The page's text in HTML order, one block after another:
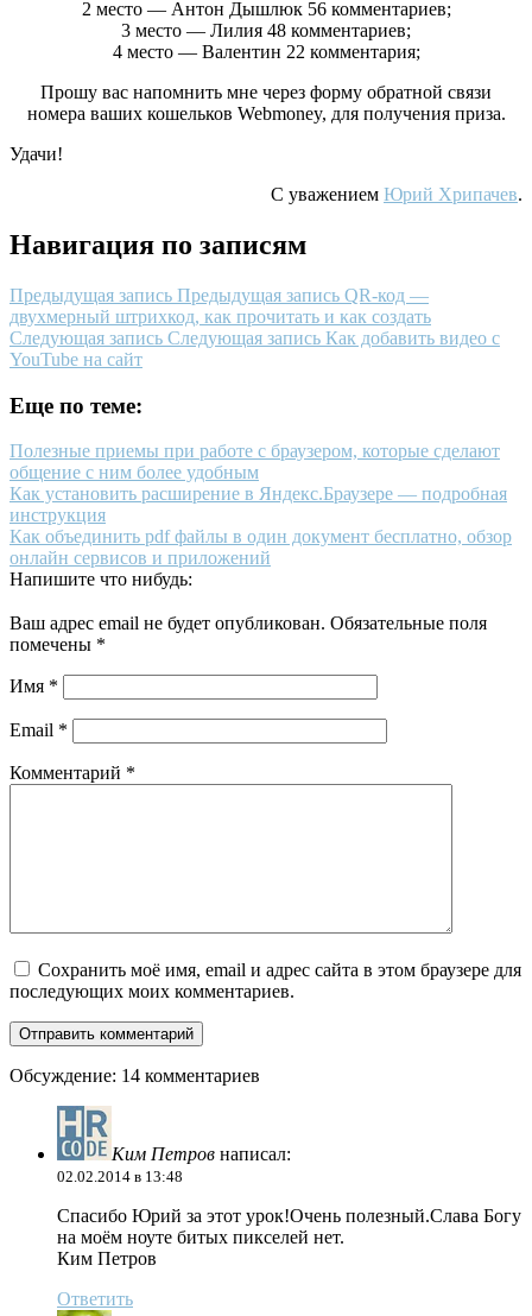
2 место — Антон Дышлюк 56 комментариев;
3 место — Лилия 48 комментариев;
4 место — Валентин 22 комментария;
Прошу вас напомнить мне через форму обратной связи
номера ваших кошельков Webmoney, для получения приза.
Удачи!
С уважением Юрий Хрипачев.
Навигация по записям
Предыдущая запись Предыдущая запись QR-код —
двухмерный штрихкод, как прочитать и как создать
Следующая запись Следующая запись Как добавить видео с
YouTube на сайт
Еще по теме:
Полезные приемы при работе с браузером, которые сделают
общение с ним более удобным
Как установить расширение в Яндекс.Браузере — подробная
инструкция
Как объединить pdf файлы в один документ бесплатно, обзор
онлайн сервисов и приложений
Напишите что нибудь:
Ваш адрес email не будет опубликован. Обязательные поля
помечены *
Имя *
Email *
Комментарий *
Сохранить моё имя, email и адрес сайта в этом браузере для
последующих моих комментариев.
Обсуждение: 14 комментариев
Ким Петров написал:
02.02.2014 в 13:48
Спасибо Юрий за этот урок!Очень полезный.Слава Богу
на моём ноуте битых пикселей нет.
Ким Петров
Ответить